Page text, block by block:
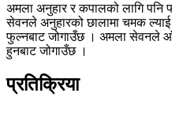
अमला अनुहार र कपालको लागि
सेवनले अनुहारको छालामा चमक
फुल्नबाट जोगाउँछ । अमला सेवनले
हुनबाट जोगाउँछ ।
प्रतिक्रिया